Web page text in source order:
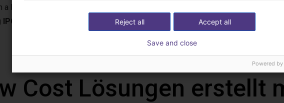
IPC is needed!
from Mech Mind
Cost Lösungen erstellt
Accept all
Reject all
Save and close
Powered by